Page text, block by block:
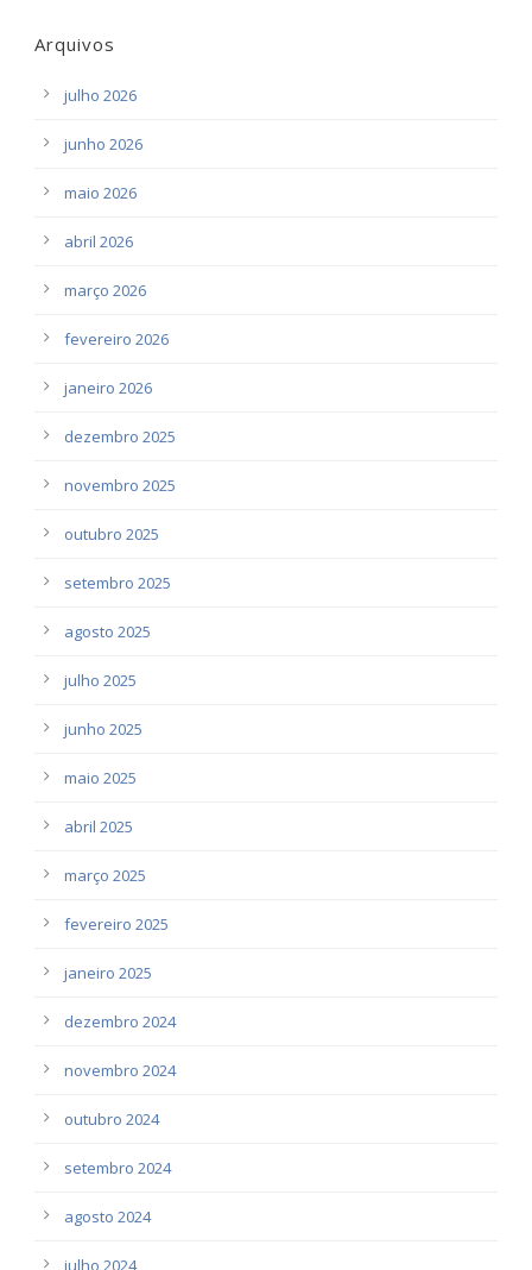
Arquivos
julho 2026
junho 2026
maio 2026
abril 2026
março 2026
fevereiro 2026
janeiro 2026
dezembro 2025
novembro 2025
outubro 2025
setembro 2025
agosto 2025
julho 2025
junho 2025
maio 2025
abril 2025
março 2025
fevereiro 2025
janeiro 2025
dezembro 2024
novembro 2024
outubro 2024
setembro 2024
agosto 2024
julho 2024